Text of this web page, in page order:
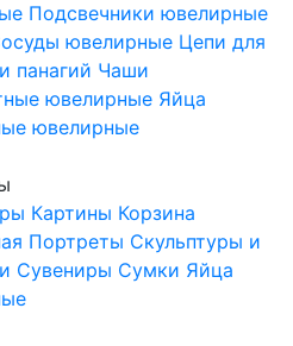
Подсвечники ювелирные
ювелирные Цепи для
панагий Чаши
ювелирные Яйца
ювелирные
Картины Корзина
Портреты Скульптуры и
Сувениры Сумки Яйца